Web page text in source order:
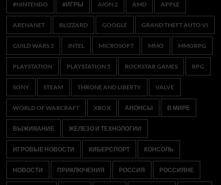
#NINTENDO #ИГРЫ AION 2 AMD APPLE
ARENANET BLIZZARD GOOGLE GRAND THEFT AUTO VI
GUILD WARS 3 INTEL MICROSOFT MMO MMORPG
PLAYSTATION PLAYSTATION 5 ROCKSTAR GAMES RPG
SONY STEAM THRONE AND LIBERTY VALVE
WORLD OF WARCRAFT XBOX АНОНСЫ В МИРЕ
ВЫЖИВАНИЕ ЖЕЛЕЗО И ТЕХНОЛОГИИ
ИГРОВЫЕ НОВОСТИ КИБЕРСПОРТ КОНСОЛЬ
НОВОСТИ ПРИКЛЮЧЕНИЯ РОССИЯ РОССИЯНЕ